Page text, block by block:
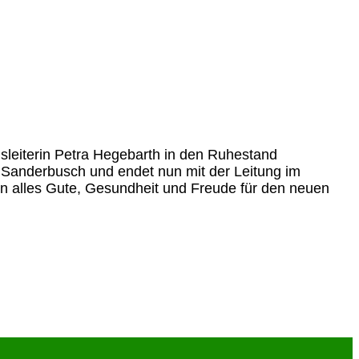
Petra Hegebarth in den Ruhestand
und endet nun mit der Leitung im
alles Gute, Gesundheit und Freude für den neuen